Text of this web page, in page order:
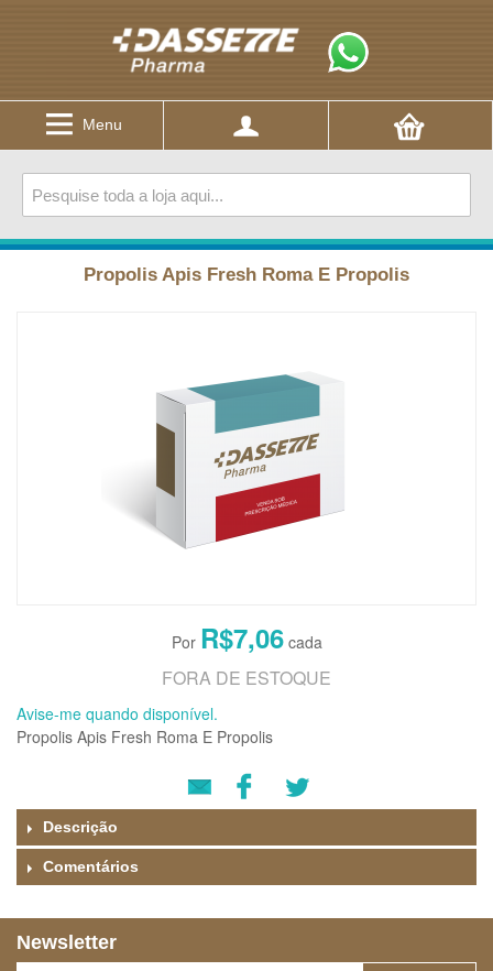
Menu
Propolis Apis Fresh Roma E Propolis
R$7,06
FORA DE ESTOQUE
Avise-me quando disponível.
Propolis Apis Fresh Roma E Propolis
Descrição
Comentários
Newsletter